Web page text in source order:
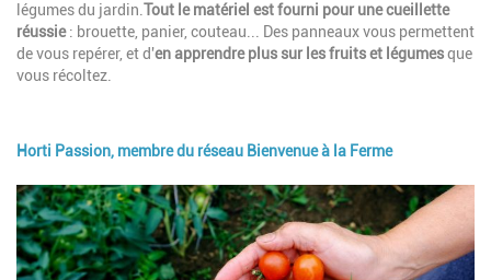
légumes du jardin.Tout le matériel est fourni pour une cueillette
réussie: brouette, panier, couteau... Des panneaux vous permettent
de vous repérer, et d'en apprendre plus sur les fruits et légumesque
vous récoltez.
Horti Passion, membre du réseau Bienvenue à la Ferme
Image